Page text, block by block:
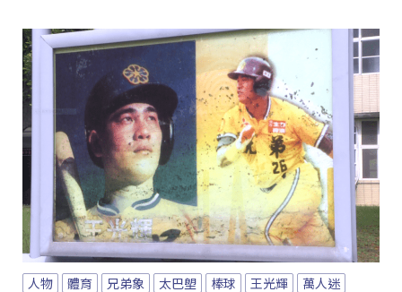
人物 體育 兄弟象 太巴塱 棒球 王光輝 萬人迷